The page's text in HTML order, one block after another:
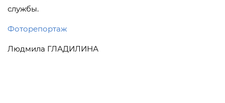
службы.
Фоторепортаж
Людмила ГЛАДИЛИНА